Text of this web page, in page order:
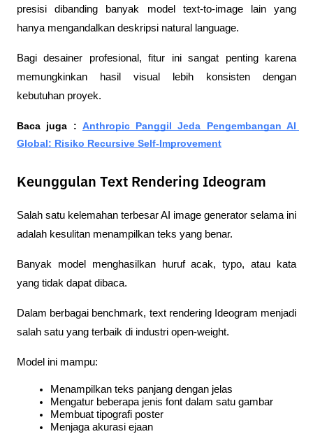
presisi dibanding banyak model text-to-image lain yang
hanya mengandalkan deskripsi natural language.
Bagi desainer profesional, fitur ini sangat penting karena
memungkinkan hasil visual lebih konsisten dengan
kebutuhan proyek.
Baca juga : Anthropic Panggil Jeda Pengembangan AI
Global: Risiko Recursive Self-Improvement
Keunggulan Text Rendering Ideogram
Salah satu kelemahan terbesar AI image generator selama ini
adalah kesulitan menampilkan teks yang benar.
Banyak model menghasilkan huruf acak, typo, atau kata
yang tidak dapat dibaca.
Dalam berbagai benchmark, text rendering Ideogram menjadi
salah satu yang terbaik di industri open-weight.
Model ini mampu:
Menampilkan teks panjang dengan jelas
Mengatur beberapa jenis font dalam satu gambar
Membuat tipografi poster
Menjaga akurasi ejaan